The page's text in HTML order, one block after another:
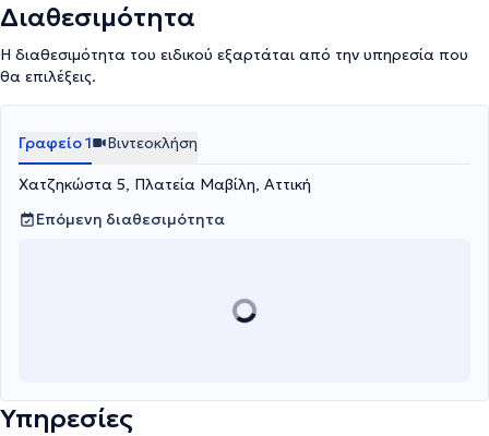
Διαθεσιμότητα
Η διαθεσιμότητα του ειδικού εξαρτάται από την υπηρεσία που
θα επιλέξεις.
Γραφείο 1 Βιντεοκλήση
Χατζηκώστα 5, Πλατεία Μαβίλη, Αττική
Επόμενη διαθεσιμότητα
Υπηρεσίες